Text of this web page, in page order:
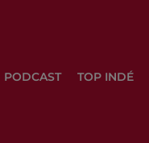
PODCAST TOP INDÉ